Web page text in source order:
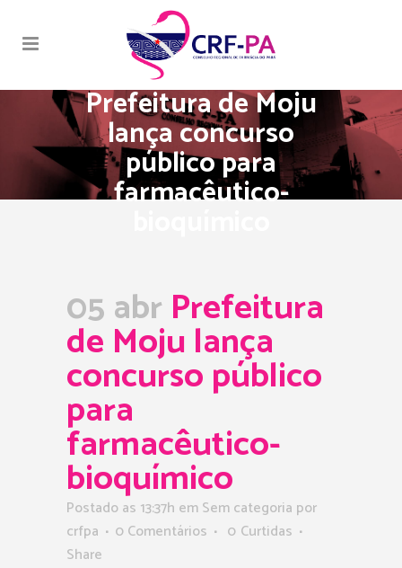
Prefeitura de Moju
lança concurso
público para
farmacêutico-
05 abrPrefeitura
de Moju lança
concurso público
para
farmacêutico-
bioquímico
Postado as 13:37h em Sem categoria por
crfpa
0 Comentários 0 Curtidas
Share